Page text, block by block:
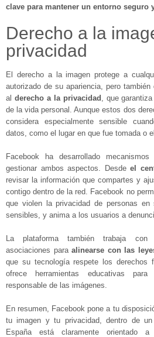
clave para mantener un entorno seguro
Derecho a la
privacidad
El derecho a la imagen protege a
autorizado de su apariencia, pero
al derecho a la privacidad , que
de la vida personal. Aunque estos dos
considera especialmente sensible
datos, como el lugar en que fue tomada o
Facebook ha desarrollado
gestionar ambos aspectos. Desdeel
revisar la información que compartes y
contigo dentro de la red. Facebook no
que violen la privacidad de personas en
sensibles, y anima a los usuarios a
La plataforma también trabaja con
asociaciones paraalinearse con las
que su tecnología respete los derechos
ofrece herramientas educativas
responsable de las imágenes.
En resumen, Facebook pone a tu
tu imagen y tu privacidad, dentro de
España está claramente orientado a